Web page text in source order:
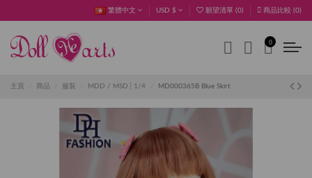
繁體中文 USD $ 願望清單 (0) 商品比較 (0)
0
主頁 商品 服裝 MDD / MSD│1/4 MD000365B Blue Skirt